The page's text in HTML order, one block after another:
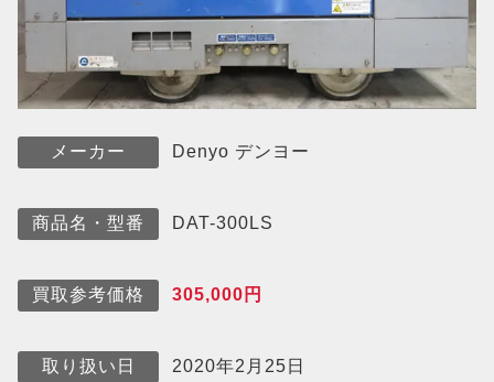
メーカー Denyo デンヨー
商品名・型番 DAT-300LS
買取参考価格 305,000円
取り扱い日 2020年2月25日